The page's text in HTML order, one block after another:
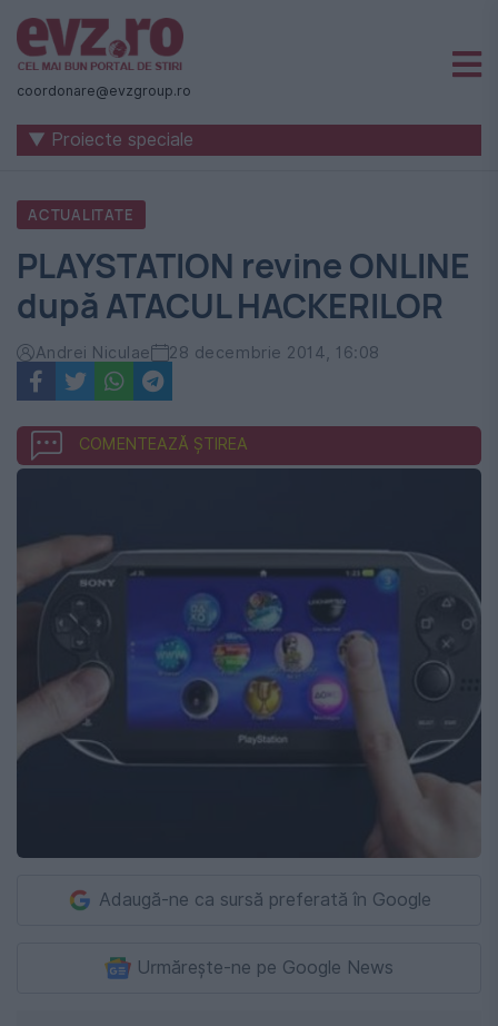
Știri
naționale
internaționale
România
-
Evenimentul
Zilei
coordonare@evzgroup.ro
▼ Proiecte speciale
ACTUALITATE
PLAYSTATION revine ONLINE
după ATACUL HACKERILOR
Andrei Niculae 28 decembrie 2014, 16:08
COMENTEAZĂ ȘTIREA
Adaugă-ne ca sursă preferată în Google
Urmărește-ne pe Google News